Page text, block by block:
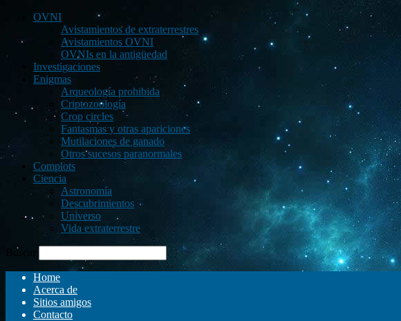
OVNI
Avistamientos de extraterrestres
Avistamientos OVNI
OVNIs en la antigüedad
Investigaciones
Enigmas
Arqueología prohibida
Criptozoología
Crop circles
Fantasmas y otras apariciones
Mutilaciones de ganado
Otros sucesos paranormales
Complots
Ciencia
Astronomía
Descubrimientos
Universo
Vida extraterrestre
Buscar
Home
Acerca de
Sitios amigos
Contacto